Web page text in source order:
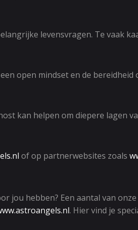
levensvragen. Te vaak
open mindset en de
kan helpen om diepere lagen
of op partnerwebsites zoals
jou hebben? Een aantal van
. Hier vind je